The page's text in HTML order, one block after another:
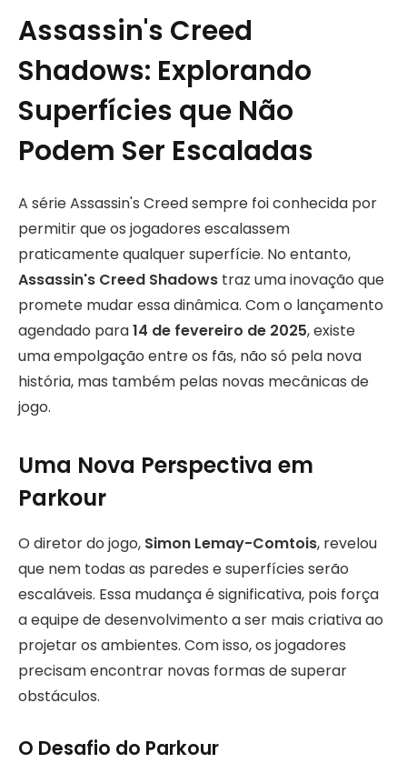
Assassin's Creed
Shadows: Explorando
Superfícies que Não
Podem Ser Escaladas
A série Assassin's Creed sempre foi conhecida por
permitir que os jogadores escalassem
praticamente qualquer superfície. No entanto,
Assassin's Creed Shadows traz uma inovação que
promete mudar essa dinâmica. Com o lançamento
agendado para14 de fevereiro de 2025, existe
uma empolgação entre os fãs, não só pela nova
história, mas também pelas novas mecânicas de
jogo.
Uma Nova Perspectiva em
Parkour
O diretor do jogo, Simon Lemay-Comtois, revelou
que nem todas as paredes e superfícies serão
escaláveis. Essa mudança é significativa, pois força
a equipe de desenvolvimento a ser mais criativa ao
projetar os ambientes. Com isso, os jogadores
precisam encontrar novas formas de superar
obstáculos.
O Desafio do Parkour